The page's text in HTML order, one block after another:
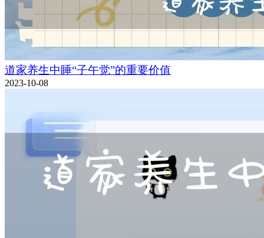
道家养生中睡“子午觉”的重要价值
2023-10-08